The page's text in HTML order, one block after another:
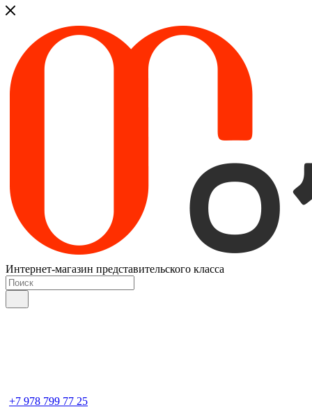
Интернет-магазин представительского класса
+7 978 799 77 25